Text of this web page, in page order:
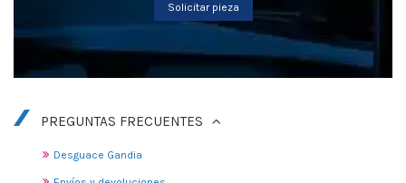
Solicitar pieza
PREGUNTAS FRECUENTES
Desguace Gandia